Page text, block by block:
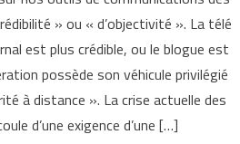
» ou « d’objectivité ». La télé
est plus crédible, ou le blogue est
possède son véhicule privilégié
à distance ». La crise actuelle des
d’une exigence d’une […]